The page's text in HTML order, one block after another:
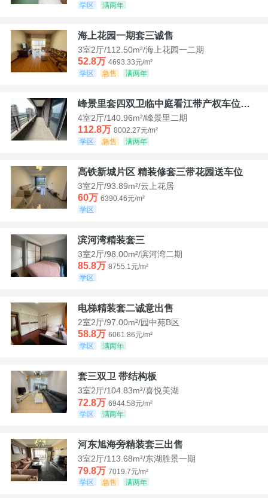
学区
满两年
海上花园一期套三诚售
3室2厅/112.50m²/海上花园一二期
52.8万 4693.33元/m²
学区
急售 满两年
峰景里套四双卫临中庭看江带产权车位诚售
4室2厅/140.96m²/峰景里二期
112.8万 8002.27元/m²
学区
急售 满两年
高铁新城片区 精装修套三带花园送车位
3室2厅/93.89m²/云上花居
60万 6390.46元/m²
学区
滨河湾精装套三
3室2厅/98.00m²/滨河湾二期
85.8万 8755.1元/m²
学区
电梯精装套二诚意出售
2室2厅/97.00m²/园中苑B区
58.8万 6061.86元/m²
学区
满两年
套三双卫 带结构板
3室2厅/104.83m²/喜悦美湖
72.8万 6944.58元/m²
学区
满两年
河东旭海旁精装套三出售
3室2厅/113.68m²/东湖胜景一期
79.8万 7019.7元/m²
学区
急售 满两年